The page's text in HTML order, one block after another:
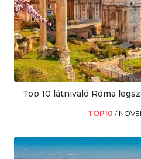
Top 10 látnivaló Róma
TOP10 /